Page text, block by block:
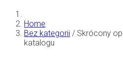
Home
Bez kategorii / Skrócony
katalogu